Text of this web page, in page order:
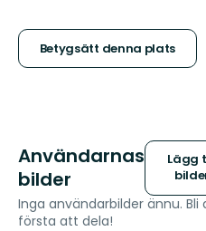
stjärnor
Betygsätt denna plats
Användarnas
bilder
Lägg
Inga användarbilder ännu. Bli
första att dela!